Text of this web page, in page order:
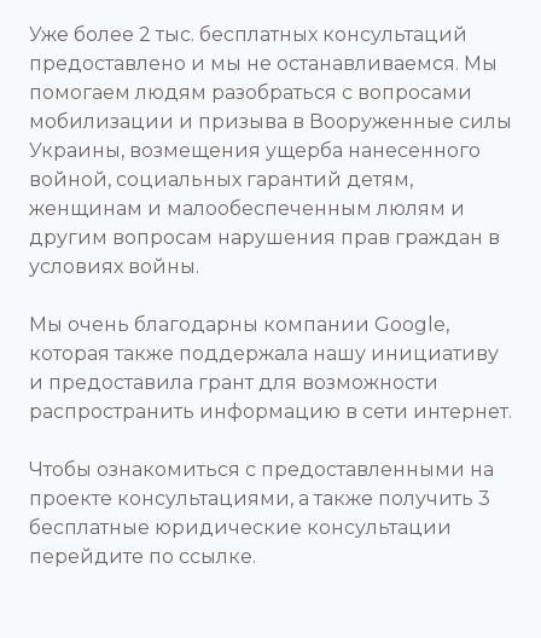
Уже более 2 тыс. бесплатных консультаций
предоставлено и мы не останавливаемся. Мы
помогаем людям разобраться с вопросами
мобилизации и призыва в Вооруженные силы
Украины, возмещения ущерба нанесенного
войной, социальных гарантий детям,
женщинам и малообеспеченным люлям и
другим вопросам нарушения прав граждан в
условиях войны.
Мы очень благодарны компании Google,
которая также поддержала нашу инициативу
и предоставила грант для возможности
распространить информацию в сети интернет.
Чтобы ознакомиться с предоставленными на
проекте консультациями, а также получить 3
бесплатные юридические консультации
перейдите по ссылке.